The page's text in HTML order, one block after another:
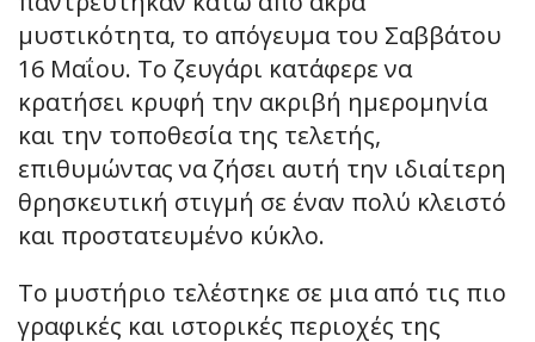
μυστικότητα, το απόγευμα του Σαββάτου
16 Μαΐου. Το ζευγάρι κατάφερε να
κρατήσει κρυφή την ακριβή ημερομηνία
και την τοποθεσία της τελετής,
επιθυμώντας να ζήσει αυτή την ιδιαίτερη
θρησκευτική στιγμή σε έναν πολύ κλειστό
και προστατευμένο κύκλο.
Το μυστήριο τελέστηκε σε μια από τις πιο
γραφικές και ιστορικές περιοχές της